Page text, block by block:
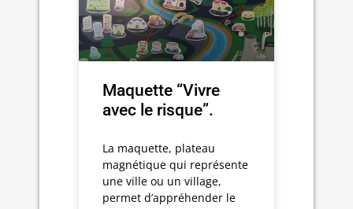
Maquette “Vivre
avec le risque”.
La maquette, plateau
magnétique qui représente
une ville ou un village,
permet d’appréhender le